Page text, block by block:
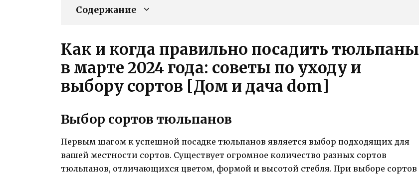
Содержание
Как и когда правильно посадить тюльпаны
в марте 2024 года: советы по уходу и
выбору сортов [Дом и дача dom]
Выбор сортов тюльпанов
Первым шагом к успешной посадке тюльпанов является выбор подходящих для
вашей местности сортов. Существует огромное количество разных сортов
тюльпанов, отличающихся цветом, формой и высотой стебля. При выборе сортов